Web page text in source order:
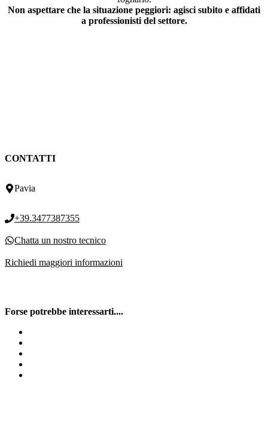
Non aspettare che la situazione peggiori: agisci subito e affidati
a professionisti del settore.
CONTATTI
Pavia
+39.3477387355
Chatta un nostro tecnico
Richiedi maggiori informazioni
Forse potrebbe interessarti....